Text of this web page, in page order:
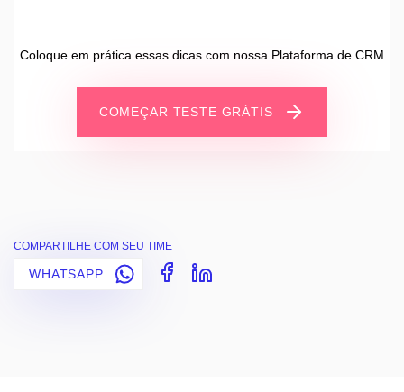
Coloque em prática essas dicas com nossa Plataforma de CRM
COMEÇAR TESTE GRÁTIS
COMPARTILHE COM SEU TIME
WHATSAPP